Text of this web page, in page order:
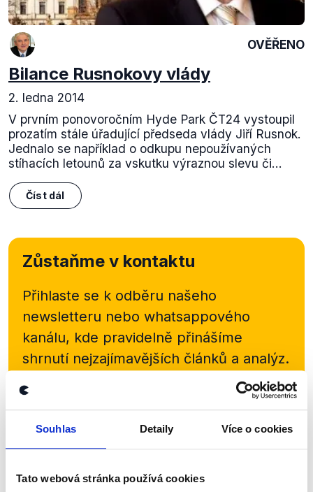
Souhlas Detaily Více o cookies
Tato webová stránka používá cookies
OVĚŘENO
Bilance Rusnokovy vlády
2. ledna 2014
V prvním ponovoročním Hyde Park ČT24 vystoupil
prozatím stále úřadující předseda vlády Jiří Rusnok.
Jednalo se například o odkupu nepoužívaných
stíhacích letounů za vskutku výraznou slevu či...
Číst dál
Zůstaňme v kontaktu
Přihlaste se k odběru našeho
newsletteru nebo whatsappového
kanálu, kde pravidelně přinášíme
shrnutí nejzajímavějších článků a analýz.
Začněte nás odebírat, a mějte tak
přehled o tom, jaké dezinformace a
nepravdy se zrovna v Česku šíří.